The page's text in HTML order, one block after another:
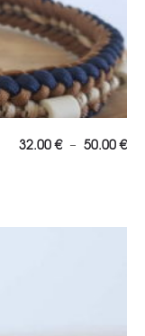
32.00€ – 50.00€
de